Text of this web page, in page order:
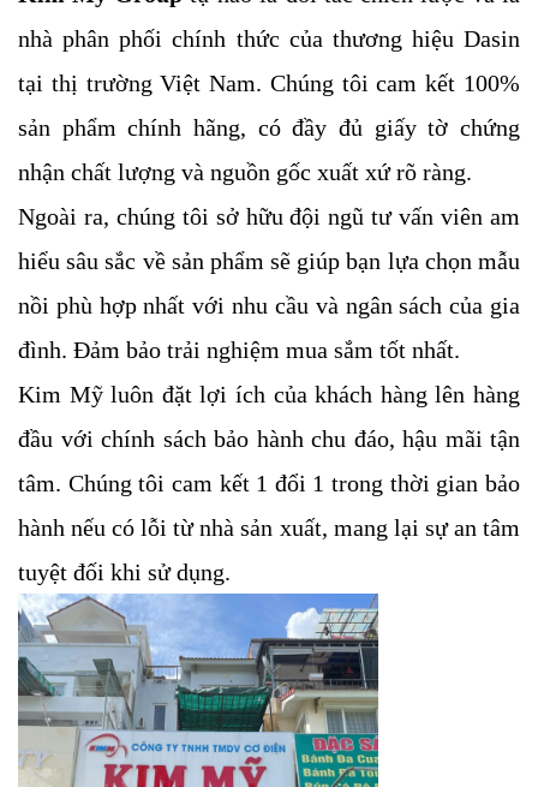
nhà phân phối chính thức của thương hiệu Dasin
tại thị trường Việt Nam. Chúng tôi cam kết 100%
sản phẩm chính hãng, có đầy đủ giấy tờ chứng
nhận chất lượng và nguồn gốc xuất xứ rõ ràng.
Ngoài ra, chúng tôi sở hữu đội ngũ tư vấn viên am
hiểu sâu sắc về sản phẩm sẽ giúp bạn lựa chọn mẫu
nồi phù hợp nhất với nhu cầu và ngân sách của gia
đình. Đảm bảo trải nghiệm mua sắm tốt nhất.
Kim Mỹ luôn đặt lợi ích của khách hàng lên hàng
đầu với chính sách bảo hành chu đáo, hậu mãi tận
tâm. Chúng tôi cam kết 1 đổi 1 trong thời gian bảo
hành nếu có lỗi từ nhà sản xuất, mang lại sự an tâm
tuyệt đối khi sử dụng.